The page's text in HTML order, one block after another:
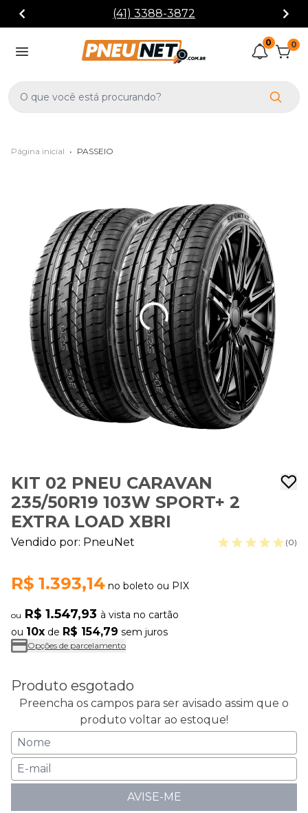
(41) 3388-3872
0 0
Página inicial • PASSEIO
KIT 02 PNEU CARAVAN
235/50R19 103W SPORT+ 2
EXTRA LOAD XBRI
Vendido por: PneuNet (0)
R$ 1.393,14 no boleto ou PIX
ou R$ 1.547,93 à vista no cartão
ou 10x de R$ 154,79 sem juros
Opções de parcelamento
Produto esgotado
Preencha os campos para ser avisado assim que o
produto voltar ao estoque!
AVISE-ME